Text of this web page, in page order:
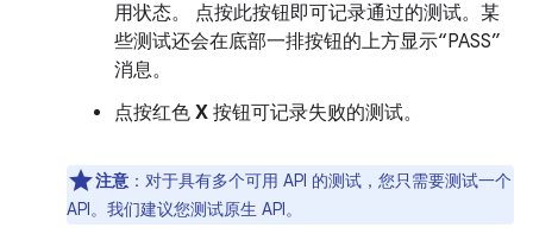
用状态。 点按此按钮即可记录通过的测试。某
些测试还会在底部一排按钮的上方显示“PASS”
消息。
点按红色 X 按钮可记录失败的测试。
注意 ：对于具有多个可用 API 的测试，您只需要测试一个
API。我们建议您测试原生 API。